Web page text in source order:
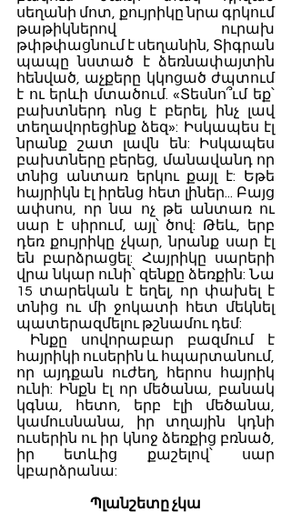
սեղանի մոտ, քույրիկը նրա գրկում
թաթիկներով ուրախ
թփթփացնում է սեղանին, Տիգրան
պապը նստած է ձեռնափայտին
հենված, աչքերը կկոցած ժպտում
է ու երևի մտածում. «Տեսնո՞ւմ եք՝
բախտներդ ոնց է բերել, ինչ լավ
տեղավորեցինք ձեզ»: Իսկապես էլ
նրանք շատ լավն են: Իսկապես
բախտները բերեց, մանավանդ որ
տնից անտառ երկու քայլ է: Եթե
հայրիկն էլ իրենց հետ լիներ... Բայց
ափսոս, որ նա ոչ թե անտառ ու
սար է սիրում, այլ՝ ծով: Թեև, երբ
դեռ քույրիկը չկար, նրանք սար էլ
են բարձրացել: Հայրիկը սարերի
վրա նկար ունի՝ զենքը ձեռքին: Նա
15 տարեկան է եղել, որ փախել է
տնից ու մի ջոկատի հետ մեկնել
պատերազմելու թշնամու դեմ:
հայրիկի ուսերին և հպարտանում,
որ այդքան ուժեղ, հերոս հայրիկ
ունի: Ինքն էլ որ մեծանա, բանակ
կգնա, հետո, երբ էլի մեծանա,
կամուսնանա, իր տղային կդնի
ուսերին ու իր կնոջ ձեռքից բռնած,
իր ետևից քաշելով՝ սար
կբարձրանա:
Պլանշետը չկա